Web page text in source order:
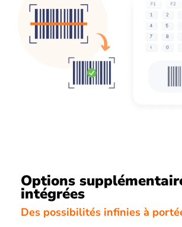
Options
intégrées
Des possibilités infinies à